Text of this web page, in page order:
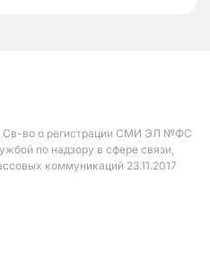
Св-во о регистрации СМИ ЭЛ №ФС
по надзору в сфере связи,
коммуникаций 23.11.2017